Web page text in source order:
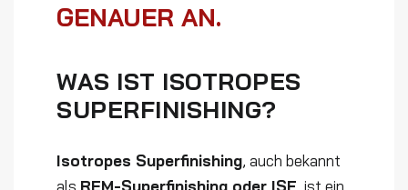
GENAUER AN.
WAS IST ISOTROPES
SUPERFINISHING?
Isotropes Superfinishing, auch bekannt
als REM-Superfinishing oder ISF, ist ein